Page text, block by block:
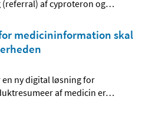
af cyproteron og…
medicininformation skal
ny digital løsning for
af medicin er…